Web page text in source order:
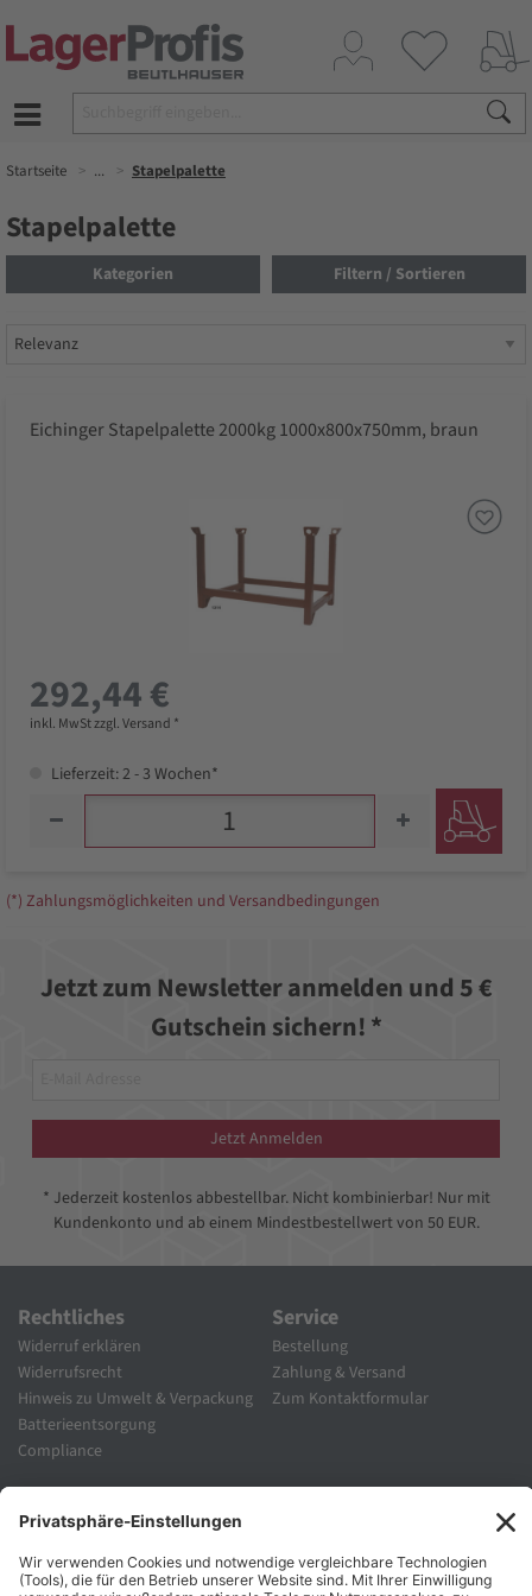
Startseite ... Stapelpalette
Stapelpalette
Kategorien Filtern / Sortieren
Eichinger Stapelpalette 2000kg 1000x800x750mm, braun
292,44 €
inkl. MwSt zzgl. Versand *
Lieferzeit: 2 - 3 Wochen*
(*) Zahlungsmöglichkeiten und Versandbedingungen
Jetzt zum Newsletter anmelden und 5 €
Gutschein sichern! *
Jetzt Anmelden
* Jederzeit kostenlos abbestellbar. Nicht kombinierbar! Nur mit
Kundenkonto und ab einem Mindestbestellwert von 50 EUR.
Rechtliches
Widerruf erklären
Widerrufsrecht
Hinweis zu Umwelt & Verpackung
Batterieentsorgung
Compliance
Service
Bestellung
Zahlung & Versand
Zum Kontaktformular
Karriere